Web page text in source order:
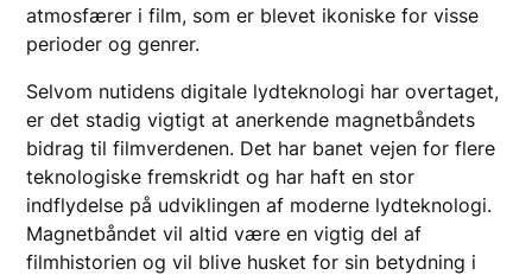
atmosfærer i film, som er blevet ikoniske for visse
perioder og genrer.
Selvom nutidens digitale lydteknologi har overtaget,
er det stadig vigtigt at anerkende magnetbåndets
bidrag til filmverdenen. Det har banet vejen for flere
teknologiske fremskridt og har haft en stor
indflydelse på udviklingen af moderne lydteknologi.
Magnetbåndet vil altid være en vigtig del af
filmhistorien og vil blive husket for sin betydning i